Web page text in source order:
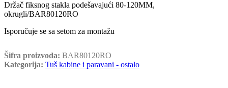
Držač fiksnog stakla podešavajući 80-120MM,
okrugli/BAR80120RO
Isporučuje se sa setom za montažu
Šifra proizvoda: BAR80120RO
Kategorija: Tuš kabine i paravani - ostalo